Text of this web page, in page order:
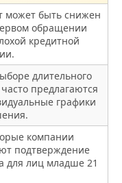
может быть снижен
обращении
кредитной
длительного
предлагаются
графики
компании
подтверждение
для лиц младше 21